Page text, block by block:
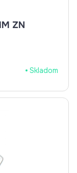
5X25MM ZN
Skladom